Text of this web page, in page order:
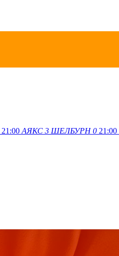
21:00 АЯКС 3 ШЕЛБУРН 0 21:00